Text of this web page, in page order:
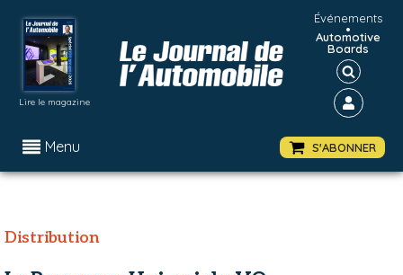
Lire le magazine
Événements
•
Automotive
Boards
Menu S'ABONNER
Distribution